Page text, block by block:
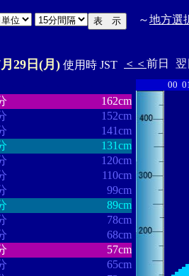
～地方選
29日(月) 使用時 JST ＜＜ 前日 翌
162cm
152cm
141cm
131cm
120cm
110cm
99cm
89cm
78cm
68cm
57cm
65cm
00